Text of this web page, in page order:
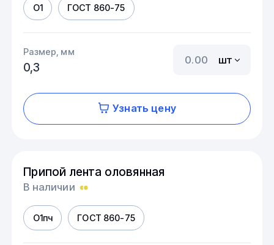
О1 ГОСТ 860-75
Размер, мм
0,3
шт
Узнать цену
Припой лента оловянная
В наличии
О1пч ГОСТ 860-75